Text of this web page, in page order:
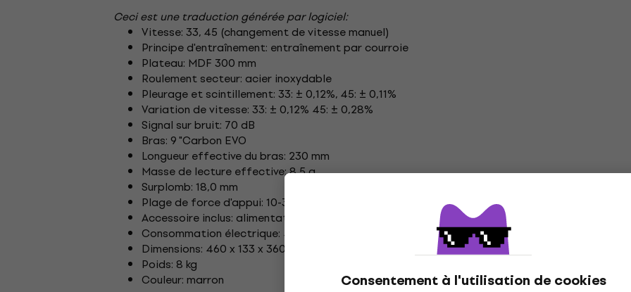
Consentement à l'utilisation de cookies
Ceci est une traduction générée par logiciel:
Vitesse: 33, 45 (changement de vitesse manuel)
Principe d'entraînement: entraînement par courroie
Plateau: MDF 300 mm
Roulement secteur: acier inoxydable
Pleurage et scintillement: 33: ± 0,12%, 45: ± 0,11%
Variation de vitesse: 33: ± 0,12% 45: ± 0,28%
Signal sur bruit: 70 dB
Bras: 9 "Carbon EVO
Longueur effective du bras: 230 mm
Masse de lecture effective: 8,5 g
Surplomb: 18,0 mm
Plage de force d'appui: 10-30 mN
Accessoire inclus: alimentation 15 volts DC / 800 mA, cache anti-poussière
Consommation électrique: 4 Watts max / <0,5 Watt en veille
Dimensions: 460 x 133 x 360 mm
Poids: 8 kg
Couleur: marron